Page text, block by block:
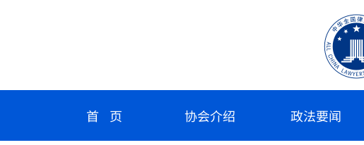
首 页 协会介绍 政法要闻